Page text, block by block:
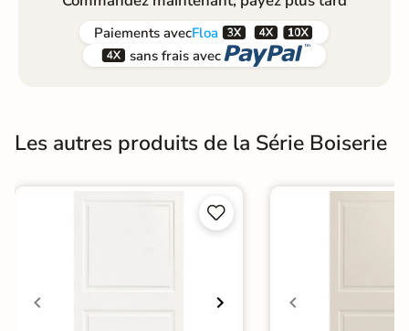
Paiements avecFloa  
 sans frais avec 
Les autres produits de la Série Boiserie

